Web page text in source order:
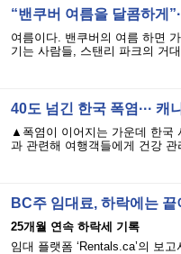
“밴쿠버 여름을 달콤하게
여름이다. 밴쿠버의 여름 하면
기는 사람들, 스탠리 파크의 거
40도 넘긴 한국 폭염···
▲폭염이 이어지는 가운데 한국
과 관련해 여행객들에게 건강
BC주 임대료, 하락에는
25개월 연속 하락세 기록
임대 플랫폼 ‘Rentals.ca’의 보